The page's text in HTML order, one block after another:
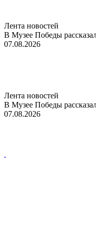
Лента новостей
В Музее Победы
07.08.2026
Лента новостей
В Музее Победы
07.08.2026